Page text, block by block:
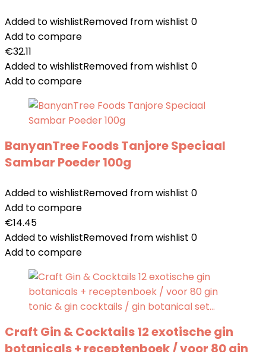
Added to wishlistRemoved from wishlist 0
Add to compare
€32.11
Added to wishlistRemoved from wishlist 0
Add to compare
BanyanTree Foods Tanjore Speciaal
Sambar Poeder 100g
Added to wishlistRemoved from wishlist 0
Add to compare
€14.45
Added to wishlistRemoved from wishlist 0
Add to compare
Craft Gin & Cocktails 12 exotische gin
botanicals + receptenboek / voor 80 gin